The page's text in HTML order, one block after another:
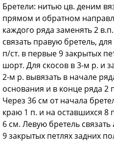
Бретели: нитью цв. деним
прямом и обратном
каждого ряда заменять 2
связать правую бретель,
п/ст. в первые 9 закрытых
шорт. Для скосов в 3-м р. и
2-м р. вывязать в начале
основания и в конце ряда 2
Через 36 см от начала
краю 1 п. и на оставшихся 8
6 см. Левую бретель
9 закрытых петлях задних